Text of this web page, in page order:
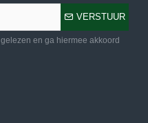
VERSTUUR
gelezen en ga hiermee akkoord